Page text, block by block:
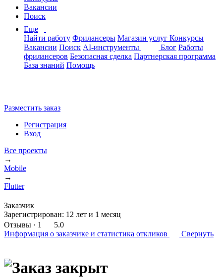
Вакансии
Поиск
Еще
Найти работу Фрилансеры Магазин услуг Конкурсы
Вакансии Поиск AI-инструменты Блог Работы
фрилансеров Безопасная сделка Партнерская программа
База знаний Помощь
Разместить заказ
Регистрация
Вход
Все проекты
→
Mobile
→
Flutter
Заказчик
Зарегистрирован: 12 лет и 1 месяц
Отзывы · 1
5.0
Информация о заказчике и статистика откликов Свернуть